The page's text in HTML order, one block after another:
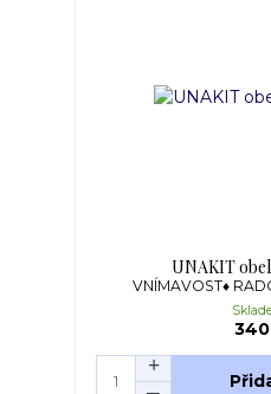
UNAKIT
VNÍMAVOST♦